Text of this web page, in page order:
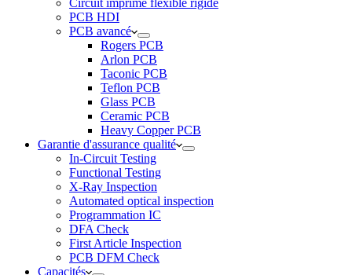
Circuit imprimé flexible rigide
PCB HDI
PCB avancé
Rogers PCB
Arlon PCB
Taconic PCB
Teflon PCB
Glass PCB
Ceramic PCB
Heavy Copper PCB
Garantie d'assurance qualité
In-Circuit Testing
Functional Testing
X-Ray Inspection
Automated optical inspection
Programmation IC
DFA Check
First Article Inspection
PCB DFM Check
Capacités